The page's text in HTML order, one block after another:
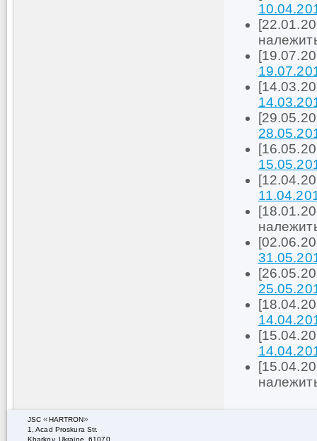
JSC«HARTRON»
1, Acad Proskura Str.
Kharkov, Ukraine, 61070